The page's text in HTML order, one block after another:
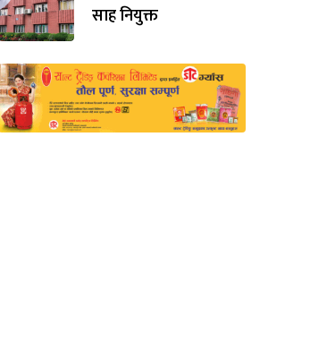
साह नियुक्त